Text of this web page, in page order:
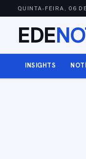
QUINTA-FEIRA, 06
EDE
INSIGHTS